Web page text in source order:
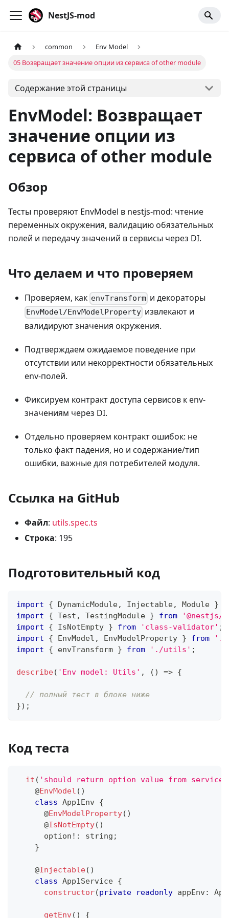
NestJS-mod
common
Env Model
05 Возвращает значение опции из сервиса of other module
Содержание этой страницы
EnvModel: Возвращает
значение опции из
сервиса of other module
Обзор
Тесты проверяют EnvModel в nestjs-mod: чтение
переменных окружения, валидацию обязательных
полей и передачу значений в сервисы через DI.
Что делаем и что проверяем
Проверяем, как envTransform и декораторы
EnvModel/EnvModelProperty извлекают и
валидируют значения окружения.
Подтверждаем ожидаемое поведение при
отсутствии или некорректности обязательных
env-полей.
Фиксируем контракт доступа сервисов к env-
значениям через DI.
Отдельно проверяем контракт ошибок: не
только факт падения, но и содержание/тип
ошибки, важные для потребителей модуля.
Ссылка на GitHub
Файл: utils.spec.ts
Строка: 195
Подготовительный код
import { DynamicModule, Injectable, Module }
import
{ Test , TestingModule } from
import
{ IsNotEmpty } from 'class-validator' ;
import
{ EnvModel , EnvModelProperty } from
'./
import
{ envTransform } from './utils' ;
describe( 'Env model: Utils' , ( ) => {
// полный тест в блоке ниже
}) ;
Код теста
it ( 'should return option value from service
@EnvModel ( )
class App1Env {
@EnvModelProperty( )
@IsNotEmpty( )
      option
! : string ;
}
@Injectable( )
class App1Service {
constructor(private readonly appEnv:
getEnv ( ) {